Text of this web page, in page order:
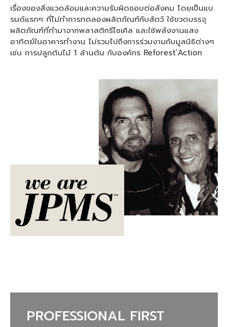
เรื่องของสิ่งแวดล้อมและความรับผิดชอบต่อสังคม โดยเป็นแบ
รนด์แรกๆ ที่ไม่ทำการทดลองผลิตภัณฑ์กับสัตว์ ใช้ขวดบรรจุ
ผลิตภัณฑ์ที่ทำมาจากพลาสติกรีไซเคิล และใช้พลังงานแสง
อาทิตย์ในอาคารทำงาน ไม่รวมไปถึงการร่วมงานกับมูลนิธิต่างๆ
เช่น การปลูกต้นไม้ 1 ล้านต้น กับองค์กร Reforest’Action
PROFESSIONAL FIRST